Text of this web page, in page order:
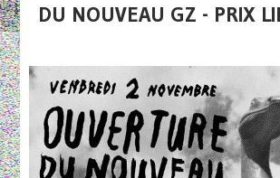
DU NOUVEAU GZ - PRIX